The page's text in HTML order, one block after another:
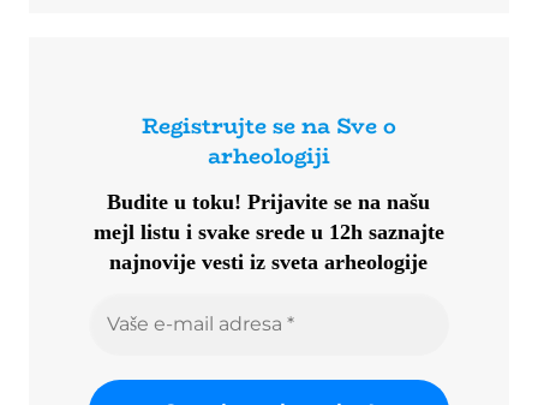
Registrujte se na Sve o
arheologiji
Budite u toku!Prijavite se na našu
mejl listu i svake srede u 12h saznajte
najnovije vesti iz sveta arheologije